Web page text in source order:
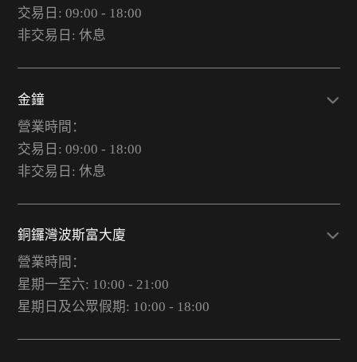
交易日: 09:00 - 18:00
非交易日: 休息
金鐘
營業時間：
交易日: 09:00 - 18:00
非交易日: 休息
銅鑼灣波斯富大廈
營業時間：
星期一至六: 10:00 - 21:00
星期日及公眾假期: 10:00 - 18:00